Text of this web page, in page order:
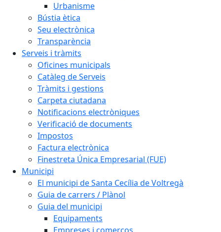
Urbanisme
Bústia ètica
Seu electrònica
Transparència
Serveis i tràmits
Oficines municipals
Catàleg de Serveis
Tràmits i gestions
Carpeta ciutadana
Notificacions electròniques
Verificació de documents
Impostos
Factura electrònica
Finestreta Única Empresarial (FUE)
Municipi
El municipi de Santa Cecília de Voltregà
Guia de carrers / Plànol
Guia del municipi
Equipaments